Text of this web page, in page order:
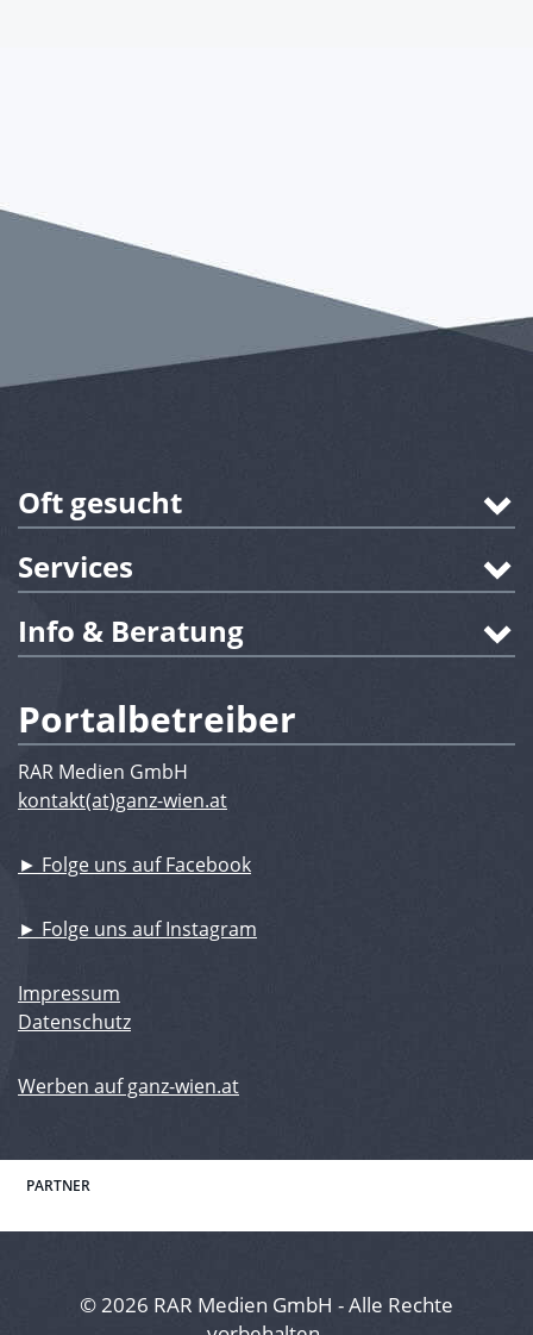
Oft gesucht
Services
Info & Beratung
Portalbetreiber
RAR Medien GmbH
kontakt(at)ganz-wien.at
► Folge uns auf Facebook
► Folge uns auf Instagram
Impressum
Datenschutz
Werben auf ganz-wien.at
PARTNER
© 2026 RAR Medien GmbH - Alle Rechte